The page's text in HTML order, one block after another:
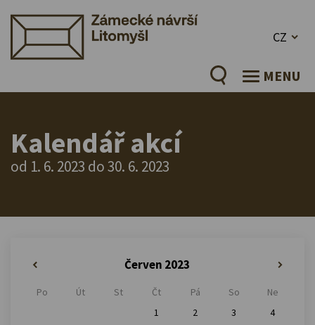
CZ
MENU
Kalendář akcí
od 1. 6. 2023 do 30. 6. 2023
Červen 2023
Po Út St Čt Pá So
Ne
1
2 3
4